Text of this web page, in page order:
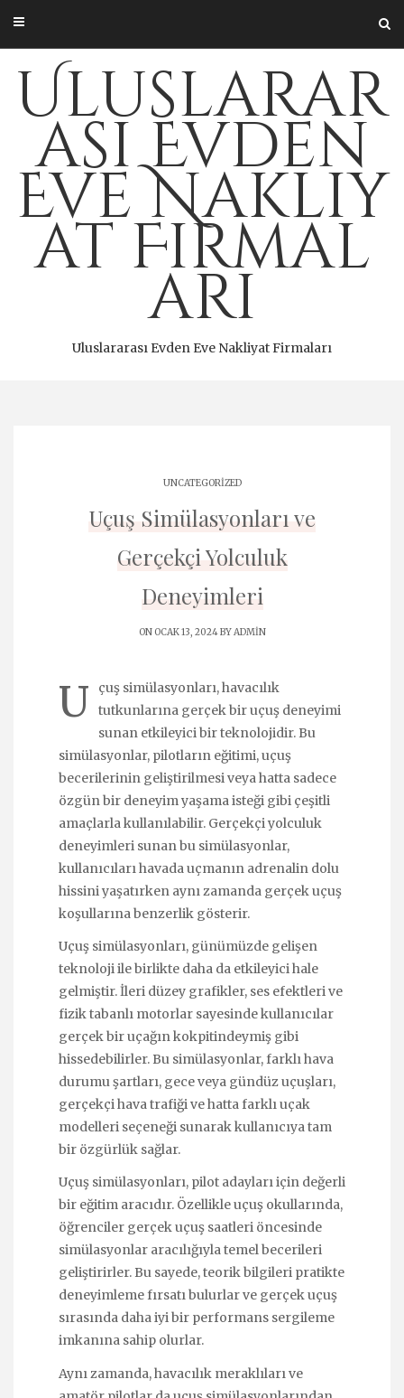
content
Uluslarar
ası Evden
Eve Nakliy
at Firmal
arı
Uluslararası Evden Eve Nakliyat Firmaları
UNCATEGORIZED
Uçuş Simülasyonları ve
Gerçekçi Yolculuk
Deneyimleri
ON OCAK 13, 2024 BYADMIN
U
çuş simülasyonları, havacılık
tutkunlarına gerçek bir uçuş deneyimi
sunan etkileyici bir teknolojidir. Bu
simülasyonlar, pilotların eğitimi, uçuş
becerilerinin geliştirilmesi veya hatta sadece
özgün bir deneyim yaşama isteği gibi çeşitli
amaçlarla kullanılabilir. Gerçekçi yolculuk
deneyimleri sunan bu simülasyonlar,
kullanıcıları havada uçmanın adrenalin dolu
hissini yaşatırken aynı zamanda gerçek uçuş
koşullarına benzerlik gösterir.
Uçuş simülasyonları, günümüzde gelişen
teknoloji ile birlikte daha da etkileyici hale
gelmiştir. İleri düzey grafikler, ses efektleri ve
fizik tabanlı motorlar sayesinde kullanıcılar
gerçek bir uçağın kokpitindeymiş gibi
hissedebilirler. Bu simülasyonlar, farklı hava
durumu şartları, gece veya gündüz uçuşları,
gerçekçi hava trafiği ve hatta farklı uçak
modelleri seçeneği sunarak kullanıcıya tam
bir özgürlük sağlar.
Uçuş simülasyonları, pilot adayları için değerli
bir eğitim aracıdır. Özellikle uçuş okullarında,
öğrenciler gerçek uçuş saatleri öncesinde
simülasyonlar aracılığıyla temel becerileri
geliştirirler. Bu sayede, teorik bilgileri pratikte
deneyimleme fırsatı bulurlar ve gerçek uçuş
sırasında daha iyi bir performans sergileme
imkanına sahip olurlar.
Aynı zamanda, havacılık meraklıları ve